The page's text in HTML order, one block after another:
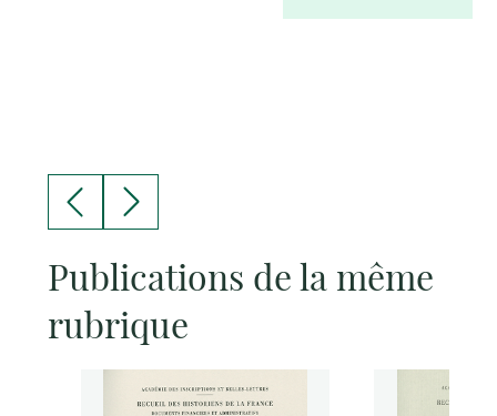
Publications de la même
rubrique